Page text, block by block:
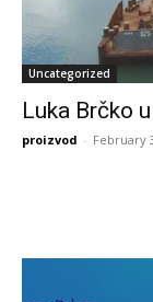
Uncategorized
Luka Brčko
proizvod - February